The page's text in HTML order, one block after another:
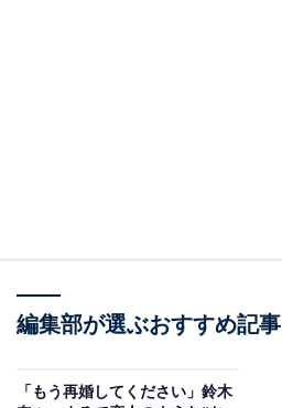
編集部が選ぶおすすめ記事
「もう再婚してください」鈴木